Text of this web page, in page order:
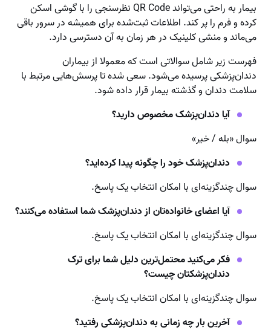
بیمار به راحتی می‌تواند QR Code نظرسنجی را با گوشی اسکن
کرده و فرم را پر کند. اطلاعات ثبت‌شده برای همیشه در سرور باقی
می‌ماند و منشی کلینیک در هر زمان به آن دسترسی دارد.
فهرست زیر شامل سوالاتی است که معمولا از بیماران
دندان‌پزشکی پرسیده می‌شود. سعی شده تا پرسش‌هایی مرتبط با
سلامت دندان و گذشته بیمار قرار داده شود.
آیا دندان‌پزشک مخصوص دارید؟
سوال «بله / خیر»
دندان‌پزشک خود را چگونه پیدا کرده‌اید؟
سوال چند‌گزینه‌ای با امکان انتخاب یک پاسخ.
آیا اعضای خانواده‌تان از دندان‌پزشک شما استفاده می‌کنند؟
سوال چندگزینه‌ای با امکان انتخاب یک پاسخ.
فکر می‌کنید محتمل‌ترین دلیل شما برای ترک
دندان‌پزشکتانچیست؟
سوال چند‌گزینه‌ای با امکان انتخاب یک پاسخ.
آخرین بار چه زمانی به دندان‌پزشکی رفتید؟